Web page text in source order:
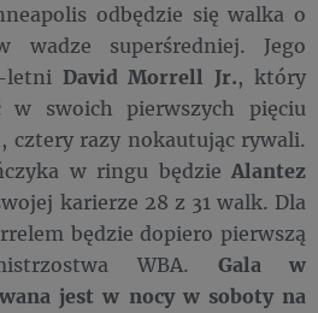
odbędzie się walka o
wadze superśredniej. Jego
letni David Morrell Jr., który
w swoich pierwszych pięciu
cztery razy nokautując rywali.
w ringu będzie Alantez
karierze 28 z 31 walk. Dla
będzie dopiero pierwszą
WBA. Gala w
jest w nocy w soboty na